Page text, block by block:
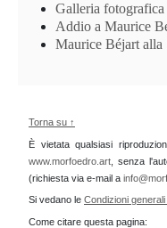
Galleria
Addio a Maurice
Maurice Béjart alla
Torna su ↑
È vietata qualsiasi
www.morfoedro.art , senza
(richiesta via e-mail a
Si vedano le Condizioni
Come citare questa pagina: